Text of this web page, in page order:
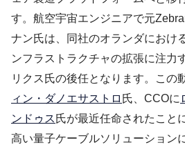
す。航空宇宙エンジニアで元
ナン氏は、同社のオランダにおけ
ンフラストラクチャの拡張に注力
リクス氏の後任となります。この
ィン・ダノエサストロ 氏、CCOに
ンドゥス 氏が最近任命されたこと
高い量子ケーブルソリューション